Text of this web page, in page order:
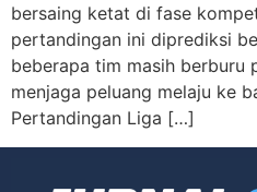
bersaing ketat di fase
pertandingan ini diprediksi
beberapa tim masih berburu
menjaga peluang melaju ke
Pertandingan Liga […]